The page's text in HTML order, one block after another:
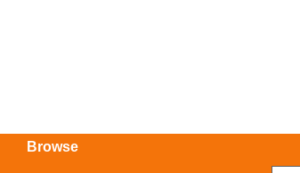
Browse